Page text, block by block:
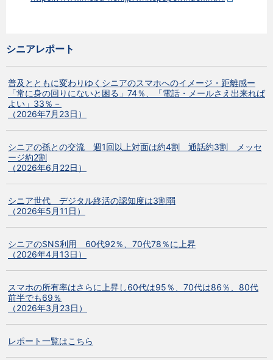
シニアレポート
普及とともに変わりゆくシニアのスマホへのイメージ・距離感ー
「常に身の回りにないと困る」74％、「電話・メールさえ出来れば
よい」33％－
（2026年7月23日）
シニアの孫との交流 週1回以上対面は約4割 通話約3割 メッセ
ージ約2割
（2026年6月22日）
シニア世代 デジタル終活の認知度は3割弱
（2026年5月11日）
シニアのSNS利用 60代92％、70代78％に上昇
（2026年4月13日）
スマホの所有率はさらに上昇し60代は95％、70代は86％、80代
前半でも69％
（2026年3月23日）
レポート一覧はこちら